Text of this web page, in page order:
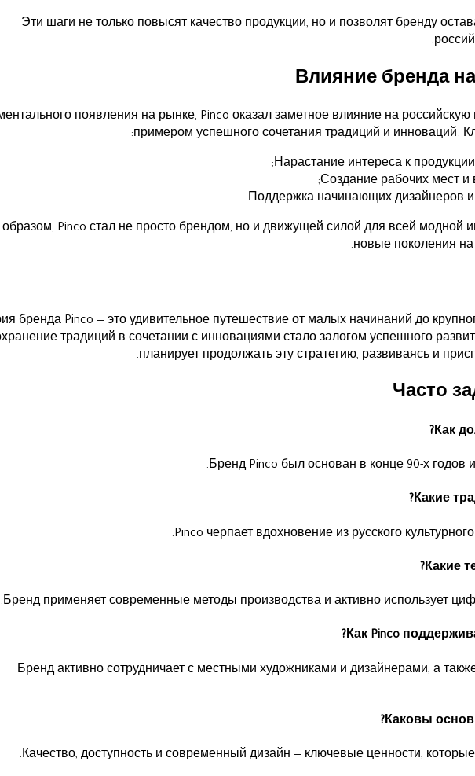
Эти шаги не только повысят качество продукции, но и позволят бренду
Влияние бренда
появления на рынке, Pinco оказал заметное влияние на
примером успешного сочетания традиций и инноваций.
Нарастание интереса к
Создание рабочих мест и
Поддержка начинающих дизайнеров и
образом, Pinco стал не просто брендом, но и движущей силой для всей модной
новые поколения на
бренда Pinco — это удивительное путешествие от малых начинаний до
традиций в сочетании с инновациями стало залогом успешного
планирует продолжать эту стратегию, развиваясь и
Часто
Бренд Pinco был основан в конце 90-х годов
Pinco черпает вдохновение из русского
Бренд применяет современные методы производства и активно использует
Бренд активно сотрудничает с местными художниками и дизайнерами, а
Качество, доступность и современный дизайн — ключевые ценности,